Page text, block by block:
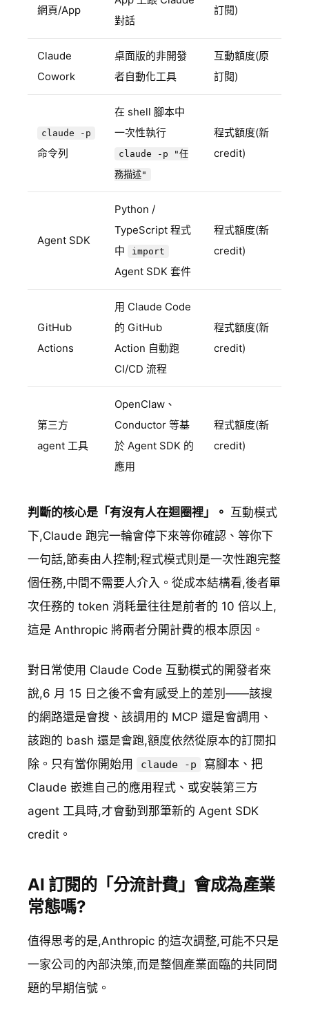
網頁/App
對話
訂閱)
Claude
Cowork
桌面版的非開發
者自動化工具
互動額度(原
訂閱)
claude -p
命令列
在 shell 腳本中
一次性執行
claude -p "任
務描述"
程式額度(新
credit)
Agent SDK
Python /
TypeScript 程式
中
import
Agent SDK 套件
程式額度(新
credit)
GitHub
Actions
用 Claude Code
的 GitHub
Action 自動跑
CI/CD 流程
程式額度(新
credit)
第三方
agent 工具
OpenClaw、
Conductor 等基
於 Agent SDK 的
應用
程式額度(新
credit)
判斷的核心是「有沒有人在迴圈裡」。 互動模式
下,Claude 跑完一輪會停下來等你確認、等你下
一句話,節奏由人控制;程式模式則是一次性跑完整
個任務,中間不需要人介入。從成本結構看,後者單
次任務的 token 消耗量往往是前者的 10 倍以上,
這是 Anthropic 將兩者分開計費的根本原因。
對日常使用 Claude Code 互動模式的開發者來
說,6 月 15 日之後不會有感受上的差別——該搜
的網路還是會搜、該調用的 MCP 還是會調用、
該跑的 bash 還是會跑,額度依然從原本的訂閱扣
除。只有當你開始用
claude -p
寫腳本、把
Claude 嵌進自己的應用程式、或安裝第三方
agent 工具時,才會動到那筆新的 Agent SDK
credit。
AI 訂閱的「分流計費」會成為產業
常態嗎?
值得思考的是,Anthropic 的這次調整,可能不只是
一家公司的內部決策,而是整個產業面臨的共同問
題的早期信號。